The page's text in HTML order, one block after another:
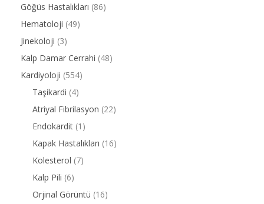
Göğüs Hastalıkları (86)
Hematoloji (49)
Jinekoloji (3)
Kalp Damar Cerrahi (48)
Kardiyoloji (554)
Taşikardi (4)
Atriyal Fibrilasyon (22)
Endokardit (1)
Kapak Hastalıkları (16)
Kolesterol (7)
Kalp Pili (6)
Orjinal Görüntü (16)